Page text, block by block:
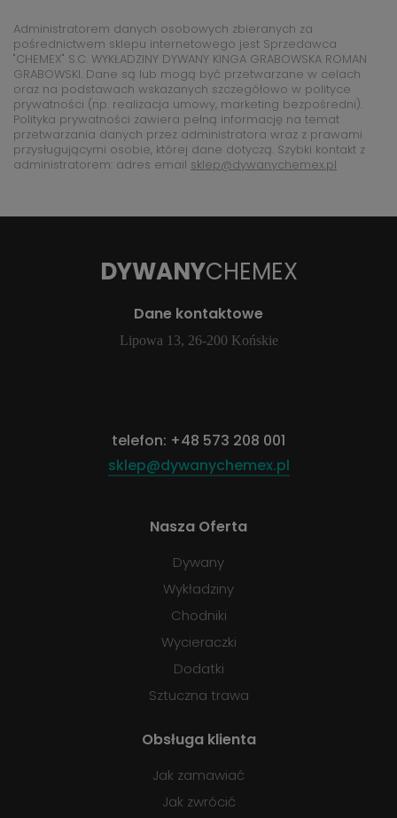
Administratorem danych osobowych zbieranych za
pośrednictwem sklepu internetowego jest Sprzedawca
"CHEMEX" S.C. WYKŁADZINY DYWANY KINGA GRABOWSKA ROMAN
GRABOWSKI. Dane są lub mogą być przetwarzane w celach
oraz na podstawach wskazanych szczegółowo w polityce
prywatności (np. realizacja umowy, marketing bezpośredni).
Polityka prywatności zawiera pełną informację na temat
przetwarzania danych przez administratora wraz z prawami
przysługującymi osobie, której dane dotyczą. Szybki kontakt z
administratorem: adres email sklep@dywanychemex.pl
DYWANYCHEMEX
Dane kontaktowe
Lipowa 13, 26-200 Końskie
telefon: +48 573 208 001
sklep@dywanychemex.pl
Nasza Oferta
Dywany
Wykładziny
Chodniki
Wycieraczki
Dodatki
Sztuczna trawa
Obsługa klienta
Jak zamawiać
Jak zwrócić